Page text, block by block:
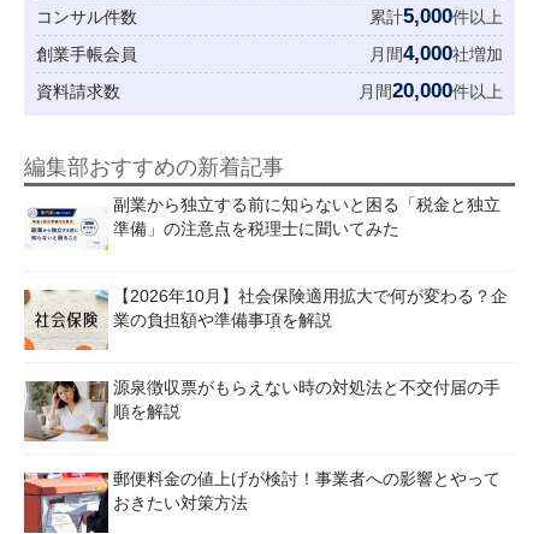
コンサル件数
累計5,000件以上
創業手帳会員
月間4,000社増加
資料請求数
月間20,000件以上
編集部おすすめの新着記事
副業から独立する前に知らないと困る「税金と独立
準備」の注意点を税理士に聞いてみた
【2026年10月】社会保険適用拡大で何が変わる？企
業の負担額や準備事項を解説
源泉徴収票がもらえない時の対処法と不交付届の手
順を解説
郵便料金の値上げが検討！事業者への影響とやって
おきたい対策方法